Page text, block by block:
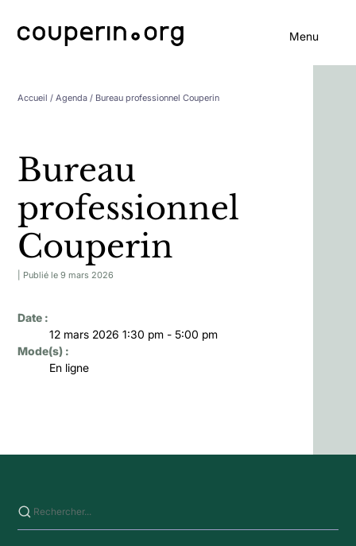
Menu
Accueil / Agenda / Bureau professionnel Couperin
Bureau
professionnel
Couperin
| Publié le 9 mars 2026
Date :
12 mars 2026 1:30 pm - 5:00 pm
Mode(s) :
En ligne